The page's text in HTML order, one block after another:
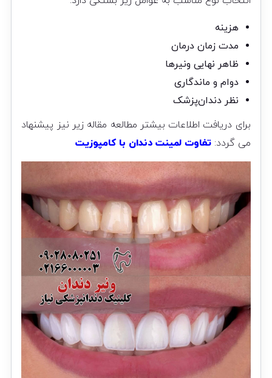
هزینه
مدت زمان درمان
ظاهر نهایی ونیرها
دوام و ماندگاری
نظر دندان‌پزشک
برای دریافت اطلاعات بیشتر مطالعه مقاله زیر نیز پیشنهاد
می گردد:تفاوت لمینت دندان با کامپوزیت